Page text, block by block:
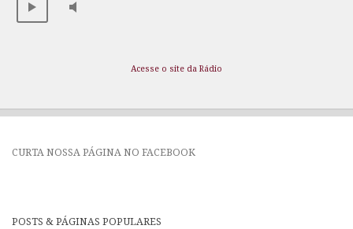
Acesse o site da Rádio
CURTA NOSSA PÁGINA NO FACEBOOK
POSTS & PÁGINAS POPULARES